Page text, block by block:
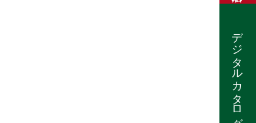
デジタルカタログ